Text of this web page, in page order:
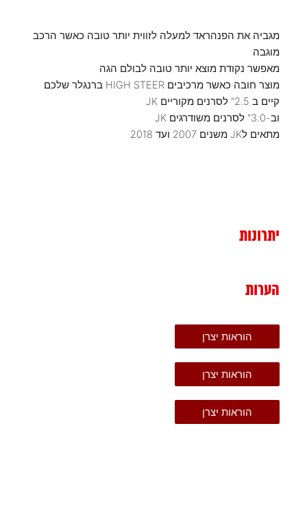
מגביה את הפנהראד למעלה לזווית יותר טובה כאשר הרכב
מוגבה
מאפשר נקודת מוצא יותר טובה לבולם הגה
מוצר חובה כאשר מרכיבים HIGH STEER ברנגלר שלכם
קיים ב 2.5" לסרנים מקוריים JK
וב-3.0" לסרנים משודרגים JK
מתאים לJK משנים 2007 ועד 2018
יתרונות
הערות
הוראות יצרן
הוראות יצרן
הוראות יצרן